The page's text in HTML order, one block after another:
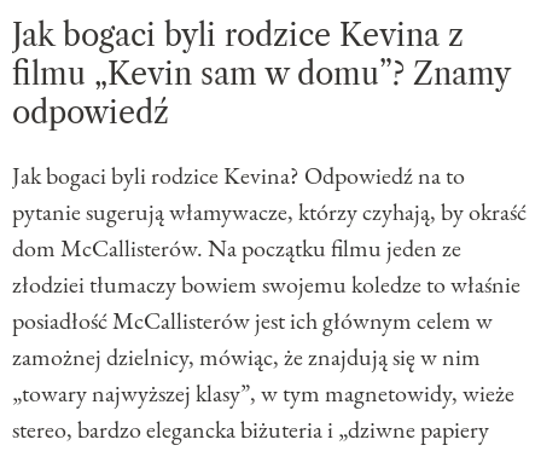
Jak bogaci byli rodzice Kevina z
filmu „Kevin sam w domu”? Znamy
odpowiedź
Jak bogaci byli rodzice Kevina? Odpowiedź na to
pytanie sugerują włamywacze, którzy czyhają, by okraść
dom McCallisterów. Na początku filmu jeden ze
złodziei tłumaczy bowiem swojemu koledze to właśnie
posiadłość McCallisterów jest ich głównym celem w
zamożnej dzielnicy, mówiąc, że znajdują się w nim
„towary najwyższej klasy”, w tym magnetowidy, wieże
stereo, bardzo elegancka biżuteria i „dziwne papiery